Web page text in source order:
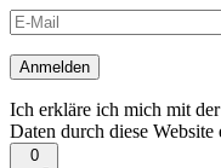
Ich erkläre ich mich mit
Daten durch diese Website
0